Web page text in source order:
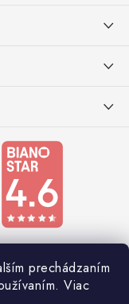
prechádzaním
Viac